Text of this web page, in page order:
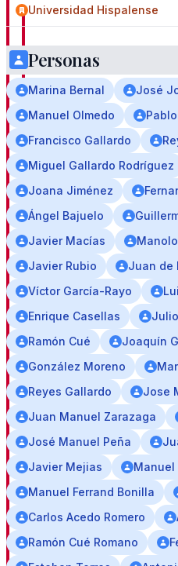
Con
el
2023
una
nueva
edición
de
Gran
Poder
de
crónica
la
santa
Misión
y
de
Como
llora
Sevilla
Universidad Hispalense
Personas
Marina Bernal
José
Manuel Olmedo
Francisco Gallardo
Miguel Gallardo Rodríguez
Joana Jiménez
Ángel Bajuelo
Javier Macías
Javier Rubio
Juan de
Víctor García-Rayo
Enrique Casellas
Ramón Cué
Joaquín
González Moreno
Reyes Gallardo
Jose
Juan Manuel Zarazaga
José Manuel Peña
Javier Mejias
Manuel
Manuel Ferrand Bonilla
Carlos Acedo Romero
Ramón Cué Romano